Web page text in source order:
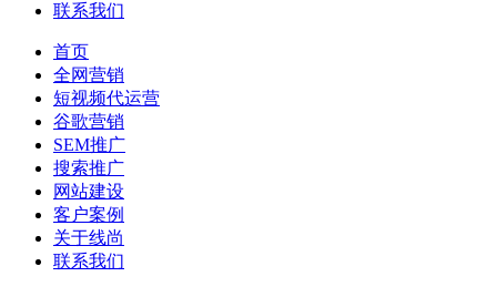
联系我们
首页
全网营销
短视频代运营
谷歌营销
SEM推广
搜索推广
网站建设
客户案例
关于线尚
联系我们